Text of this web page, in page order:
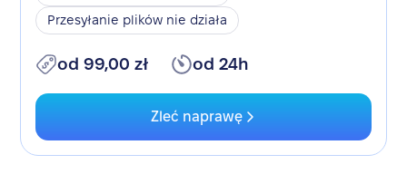
Przesyłanie plików nie działa
od 99,00 zł od 24h
Zleć naprawę